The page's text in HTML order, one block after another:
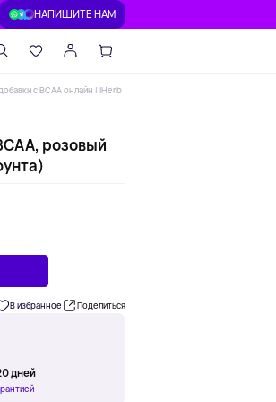
НАПИШИТЕ НАМ
с BCAA онлайн | iHerb
розовый
В избранное Поделиться
дней